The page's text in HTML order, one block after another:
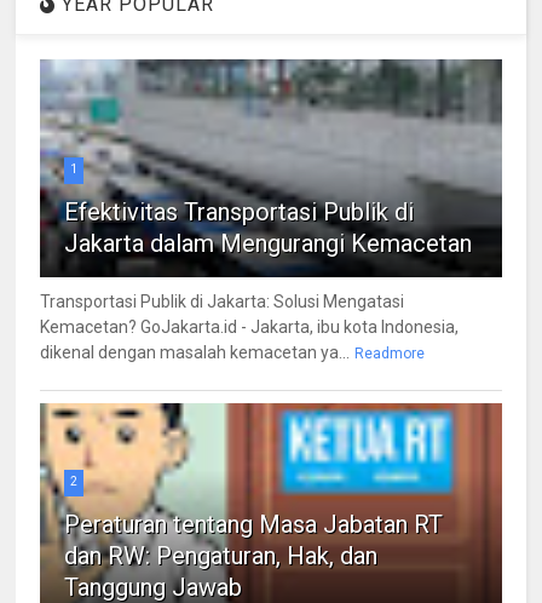
YEAR POPULAR
1
Efektivitas Transportasi Publik di
Jakarta dalam Mengurangi Kemacetan
Transportasi Publik di Jakarta: Solusi Mengatasi
Kemacetan? GoJakarta.id - Jakarta, ibu kota Indonesia,
dikenal dengan masalah kemacetan ya... Readmore
2
Peraturan tentang Masa Jabatan RT
dan RW: Pengaturan, Hak, dan
Tanggung Jawab